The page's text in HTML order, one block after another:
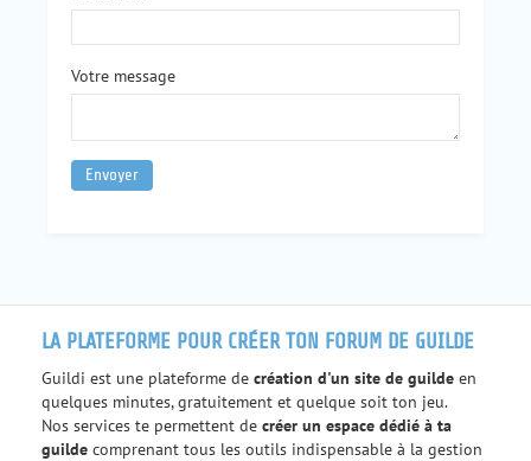
Votre message
LA PLATEFORME POUR CRÉER TON FORUM DE GUILDE
Guildi est une plateforme de création d'un site de guilde en
quelques minutes, gratuitement et quelque soit ton jeu.
Nos services te permettent de créer un espace dédié à ta
guilde comprenant tous les outils indispensable à la gestion